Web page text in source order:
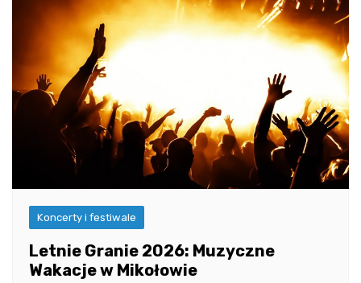
Koncerty i festiwale
Letnie Granie 2026: Muzyczne
Wakacje w Mikołowie